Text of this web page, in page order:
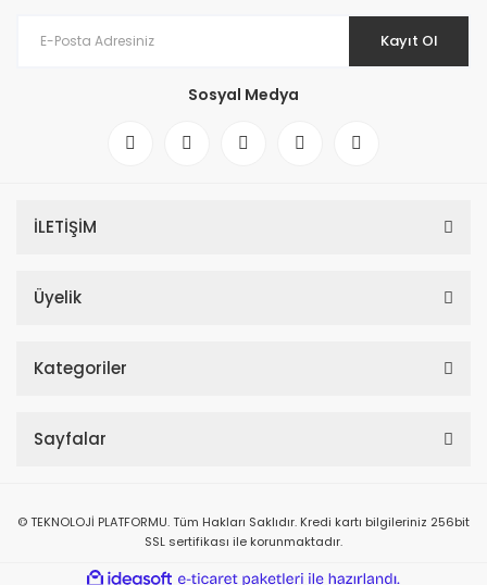
Kayıt Ol
Sosyal Medya
İLETİŞİM
Üyelik
Kategoriler
Sayfalar
© TEKNOLOJİ PLATFORMU. Tüm Hakları Saklıdır. Kredi kartı bilgileriniz 256bit
SSL sertifikası ile korunmaktadır.
ideasoft e-